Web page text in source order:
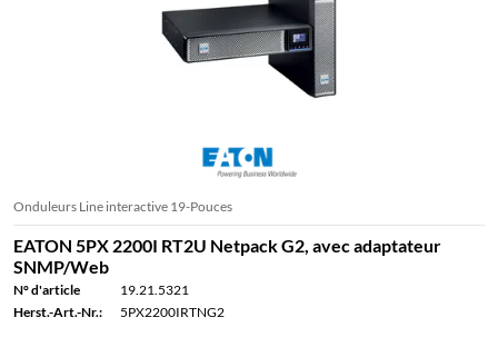
Onduleurs Line interactive 19-Pouces
EATON 5PX 2200I RT2U Netpack G2, avec adaptateur
SNMP/Web
N° d'article
19.21.5321
Herst.-Art.-Nr.:
5PX2200IRTNG2